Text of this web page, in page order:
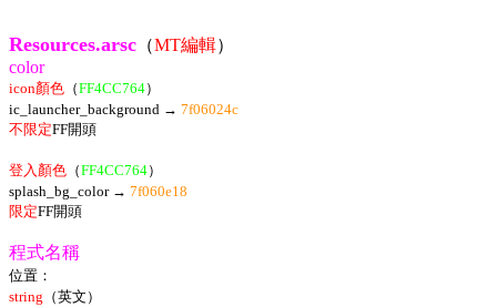
Resources.arsc （MT編輯）
color
icon顏色 （FF4CC764）
ic_launcher_background → 7f06024c
不限定FF開頭
登入顏色 （FF4CC764）
splash_bg_color → 7f060e18
限定FF開頭
程式名稱
位置：
string （英文）